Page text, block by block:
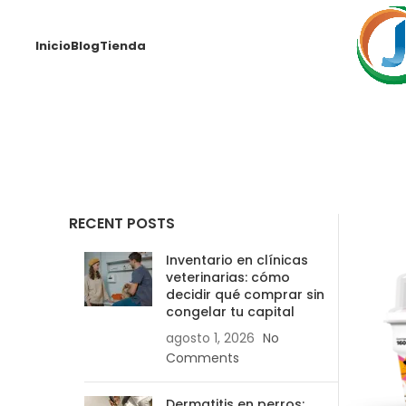
InicioBlogTienda
RECENT POSTS
Inventario en clínicas
veterinarias: cómo
decidir qué comprar sin
congelar tu capital
agosto 1, 2026 No
Comments